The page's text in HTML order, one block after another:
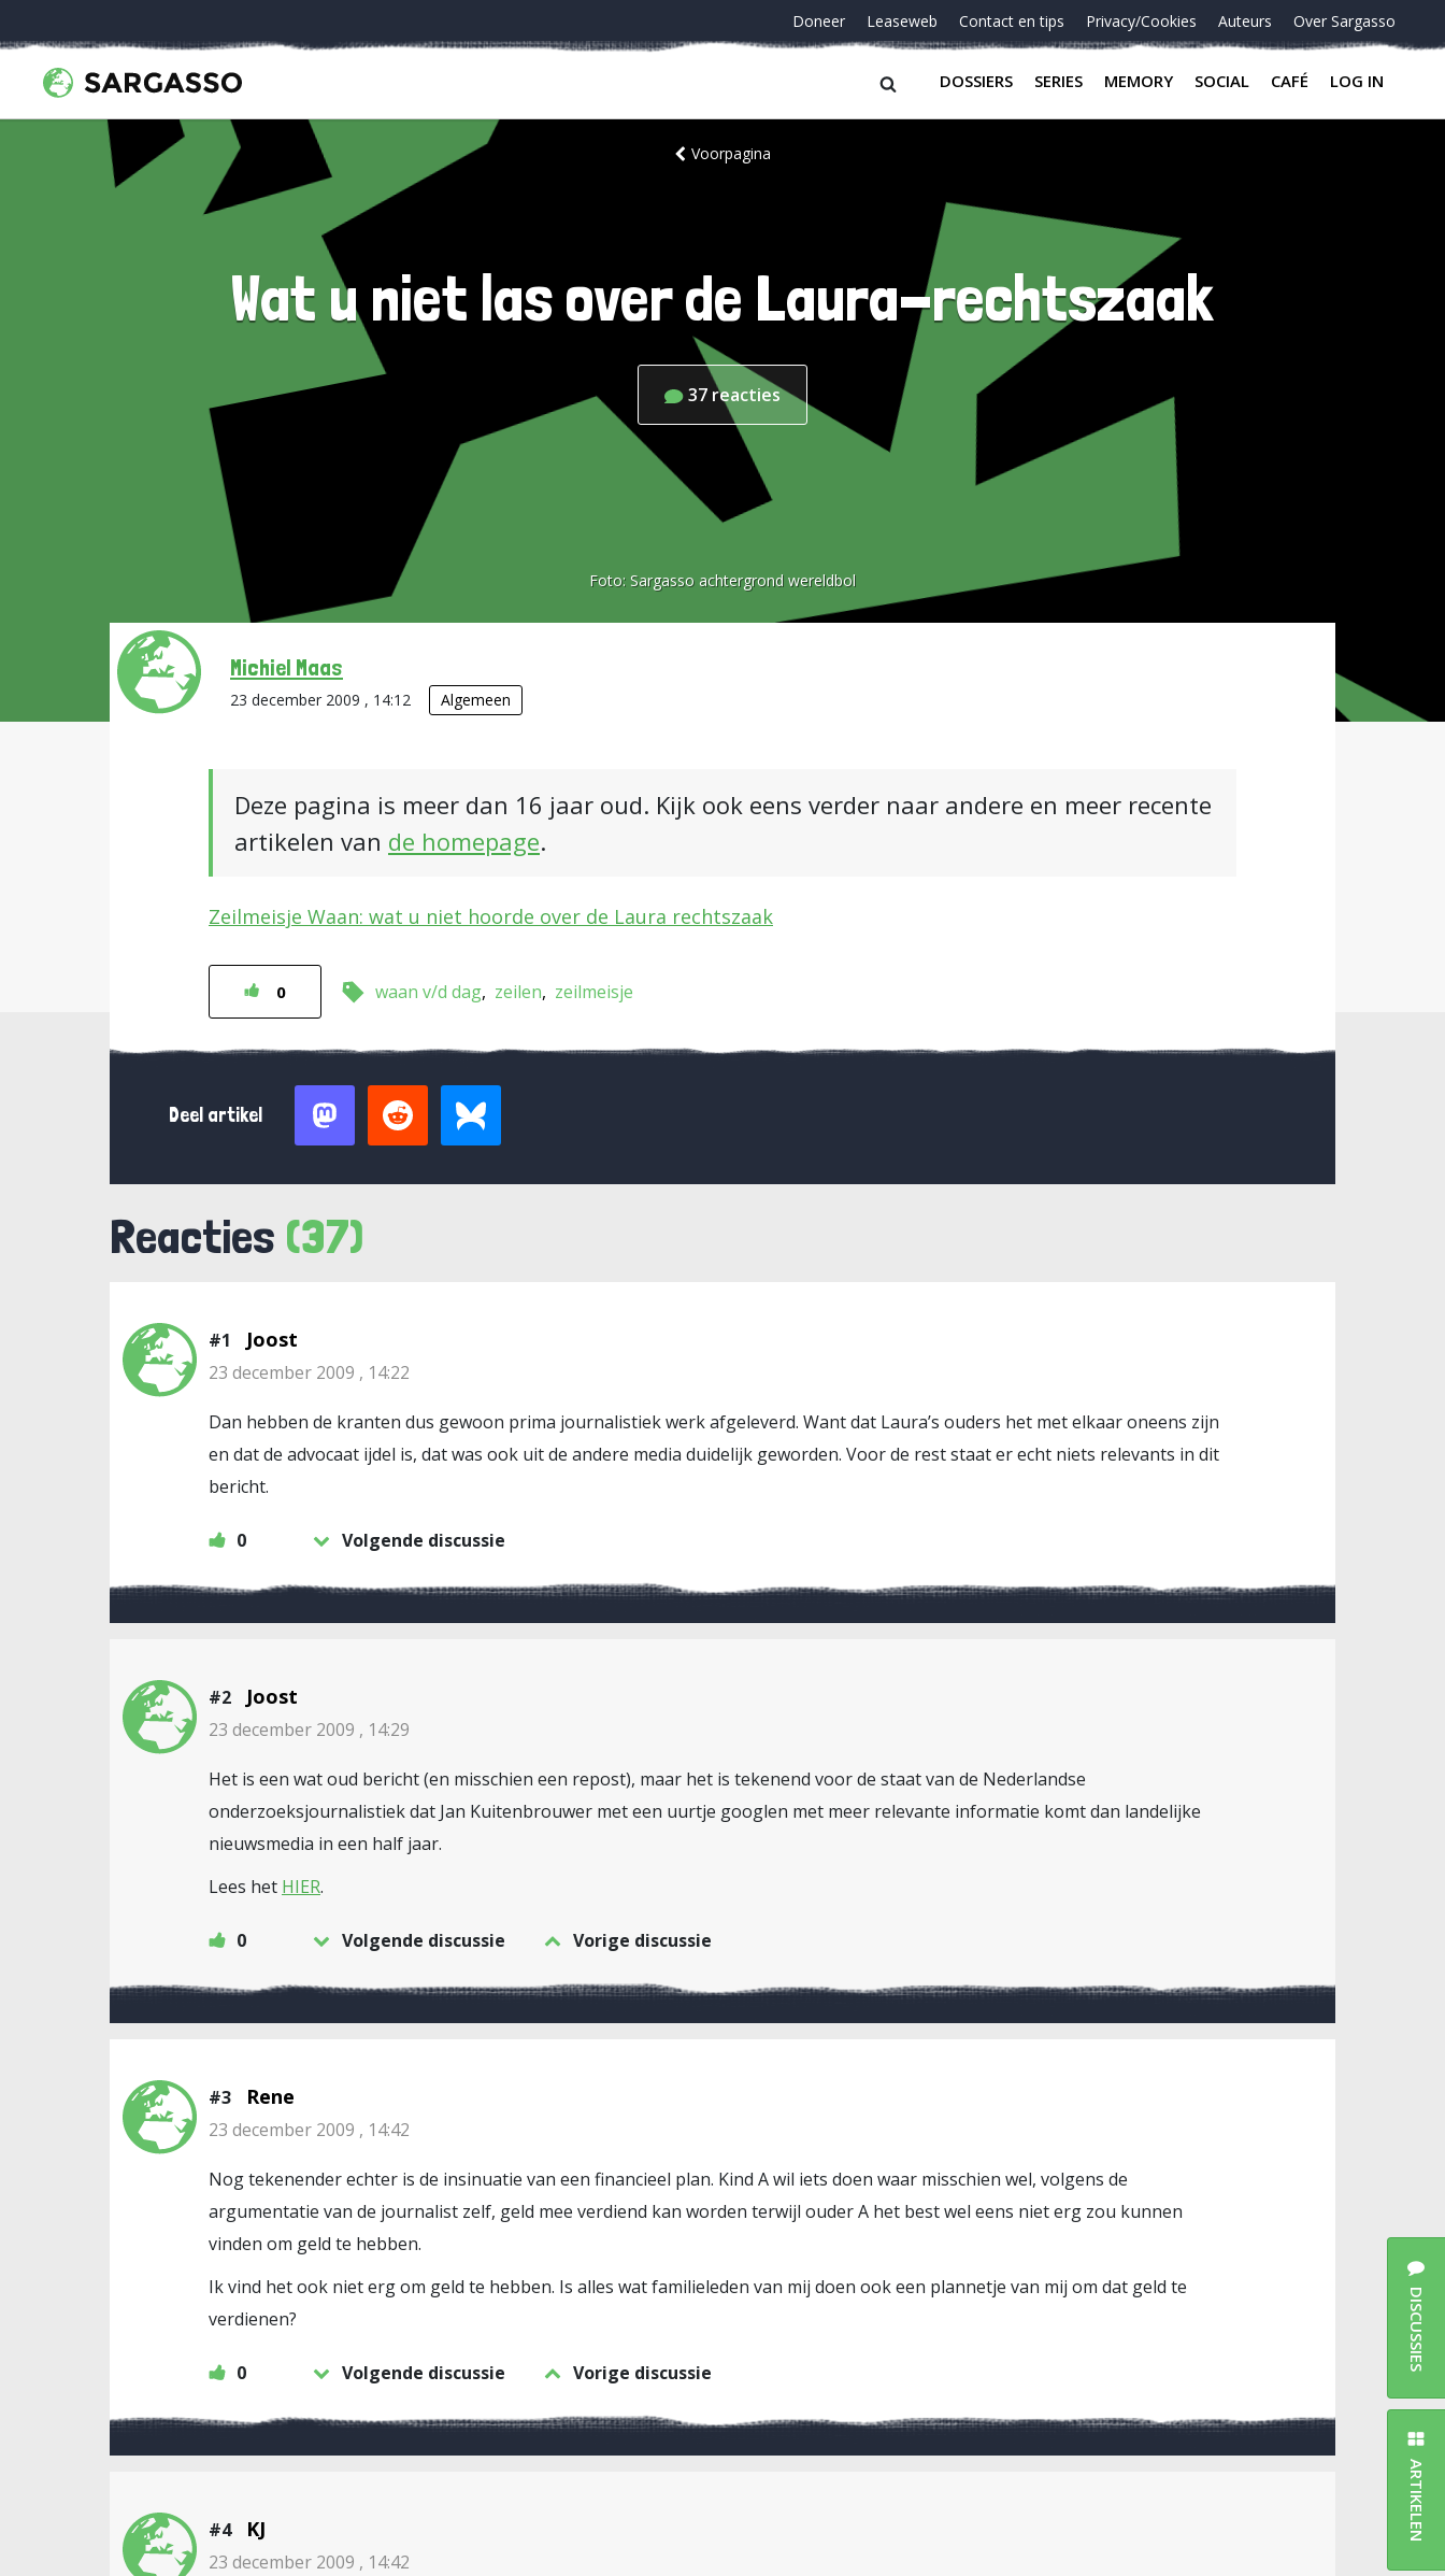
Doneer Leaseweb Contact en tips Privacy/Cookies Auteurs Over Sargasso
DOSSIERS SERIES MEMORY SOCIAL CAFÉ LOG IN
Voorpagina
Wat u niet las over de Laura-rechtszaak
37 reacties
Foto: Sargasso achtergrond wereldbol
Michiel Maas
23 december 2009 , 14:12 Algemeen
Deze pagina is meer dan 16 jaar oud. Kijk ook eens verder naar andere en meer recente
artikelen van de homepage.
Zeilmeisje Waan: wat u niet hoorde over de Laura rechtszaak
0 waan v/d dag zeilen zeilmeisje
Deel artikel
Reacties (37)
#1 Joost
23 december 2009 , 14:22
Dan hebben de kranten dus gewoon prima journalistiek werk afgeleverd. Want dat Laura’s ouders het met elkaar oneens zijn
en dat de advocaat ijdel is, dat was ook uit de andere media duidelijk geworden. Voor de rest staat er echt niets relevants in dit
bericht.
0 Volgende discussie
#2 Joost
23 december 2009 , 14:29
Het is een wat oud bericht (en misschien een repost), maar het is tekenend voor de staat van de Nederlandse
onderzoeksjournalistiek dat Jan Kuitenbrouwer met een uurtje googlen met meer relevante informatie komt dan landelijke
nieuwsmedia in een half jaar.
Lees het HIER.
0 Volgende discussie Vorige discussie
#3 Rene
23 december 2009 , 14:42
Nog tekenender echter is de insinuatie van een financieel plan. Kind A wil iets doen waar misschien wel, volgens de
argumentatie van de journalist zelf, geld mee verdiend kan worden terwijl ouder A het best wel eens niet erg zou kunnen
vinden om geld te hebben.
Ik vind het ook niet erg om geld te hebben. Is alles wat familieleden van mij doen ook een plannetje van mij om dat geld te
verdienen?
0 Volgende discussie Vorige discussie
#4 KJ
23 december 2009 , 14:42
DISCUSSIES
ARTIKELEN